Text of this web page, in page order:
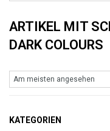
ARTIKEL MIT
DARK COLOURS
KATEGORIEN